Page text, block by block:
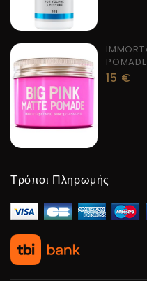
15 €
Τρόποι Πληρωμής